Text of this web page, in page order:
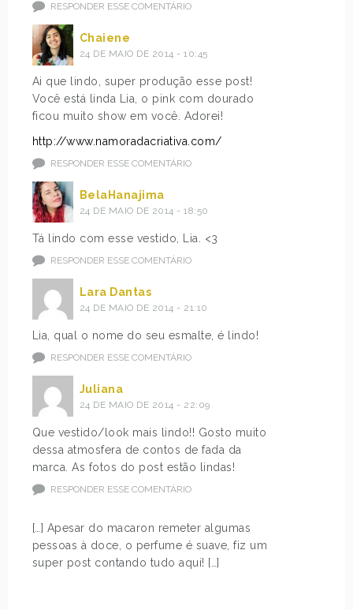
RESPONDER ESSE COMENTÁRIO
Chaiene
24 DE MAIO DE 2014 - 10:45
Ai que lindo, super produção esse post!
Você está linda Lia, o pink com dourado
ficou muito show em você. Adorei!
http://www.namoradacriativa.com/
RESPONDER ESSE COMENTÁRIO
BelaHanajima
24 DE MAIO DE 2014 - 18:50
Tá lindo com esse vestido, Lia. <3
RESPONDER ESSE COMENTÁRIO
Lara Dantas
24 DE MAIO DE 2014 - 21:10
Lia, qual o nome do seu esmalte, é lindo!
RESPONDER ESSE COMENTÁRIO
Juliana
24 DE MAIO DE 2014 - 22:09
Que vestido/look mais lindo!! Gosto muito
dessa atmosfera de contos de fada da
marca. As fotos do post estão lindas!
RESPONDER ESSE COMENTÁRIO
[…] Apesar do macaron remeter algumas
pessoas à doce, o perfume é suave, fiz um
super post contando tudo aqui! […]